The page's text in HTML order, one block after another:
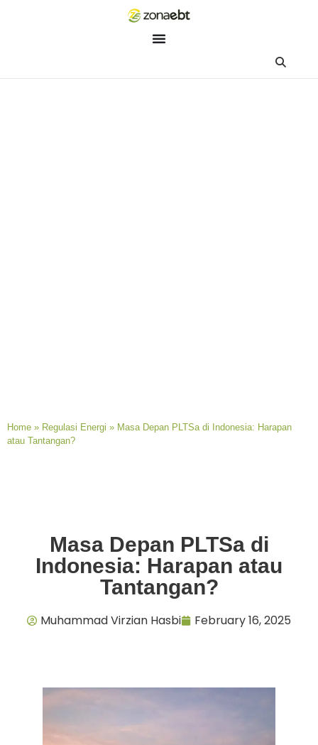
Home » Regulasi Energi » Masa Depan PLTSa di Indonesia: Harapan
atau Tantangan?
Masa Depan PLTSa di
Indonesia: Harapan atau
Tantangan?
Muhammad Virzian Hasbi February 16, 2025